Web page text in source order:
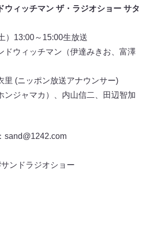
ウィッチマン ザ・ラジオショー サタ
）13:00～15:00生放送
ドウィッチマン（伊達みきお、富澤
里 (ニッポン放送アナウンサー)
ンジャマカ）、内山信二、田辺智加
sand@1242.com
ンドラジオショー